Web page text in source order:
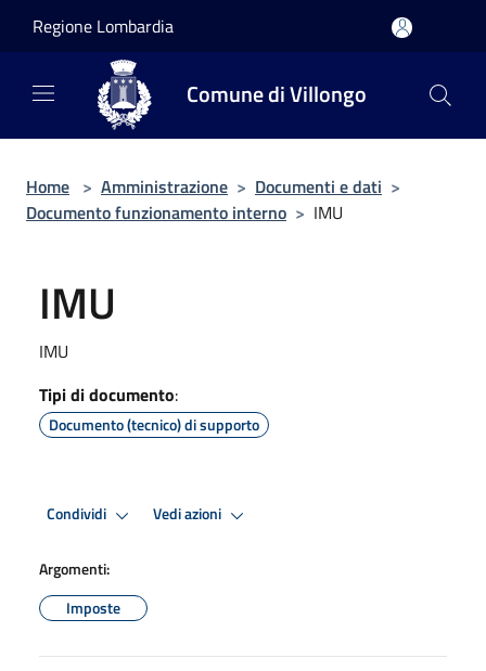
Regione Lombardia
Comune di Villongo
Home > Amministrazione > Documenti e dati >
Documento funzionamento interno > IMU
IMU
IMU
Tipi di documento:
Documento (tecnico) di supporto
Condividi Vedi azioni
Argomenti:
Imposte